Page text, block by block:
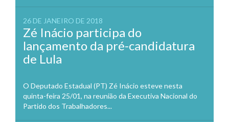
26 DE JANEIRO DE 2018
Zé Inácio participa do
lançamento da pré-candidatura
de Lula
O Deputado Estadual (PT) Zé Inácio esteve nesta
quinta-feira 25/01, na reunião da Executiva Nacional do
Partido dos Trabalhadores...